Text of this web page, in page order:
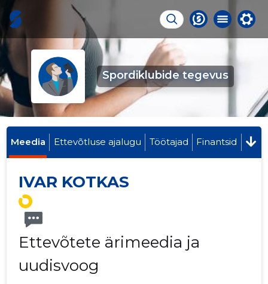
Spordiklubide tegevus
Meedia Ettevõtluse ajalugu Töötajad Finantsid
IVAR KOTKAS
Ettevõtete ärimeedia ja
uudisvoog